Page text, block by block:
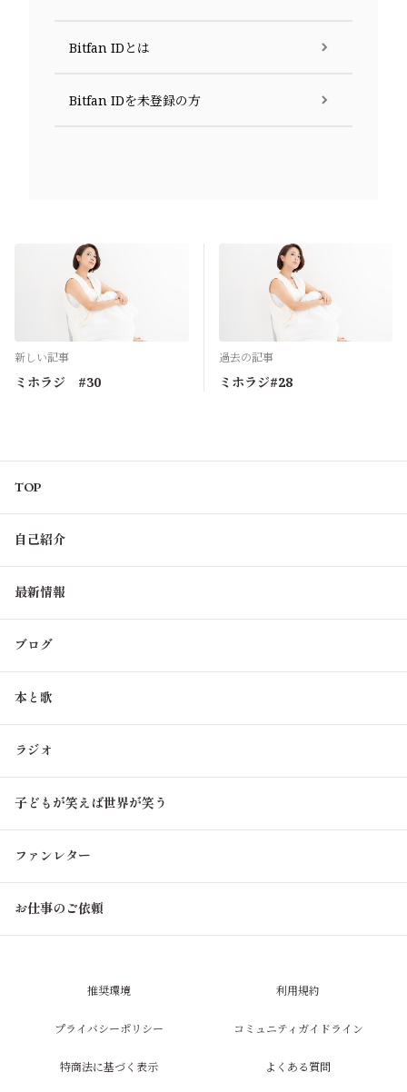
Bitfan IDとは
Bitfan IDを未登録の方
新しい記事
ミホラジ #30
過去の記事
ミホラジ#28
TOP
自己紹介
最新情報
ブログ
本と歌
ラジオ
子どもが笑えば世界が笑う
ファンレター
お仕事のご依頼
推奨環境 利用規約
プライバシーポリシー コミュニティガイドライン
特商法に基づく表示 よくある質問